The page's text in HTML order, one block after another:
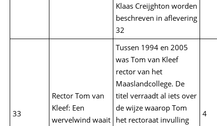
Klaas Creijghton worden
beschreven in aflevering
32
33
Rector Tom van
Kleef: Een
wervelwind waait
Tussen 1994 en 2005
was Tom van Kleef
rector van het
Maaslandcollege. De
titel verraadt al iets over
de wijze waarop Tom
het rectoraat invulling
4